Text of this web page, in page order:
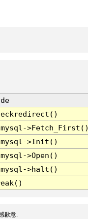
>Init()
>Open()
>halt()
歉意.